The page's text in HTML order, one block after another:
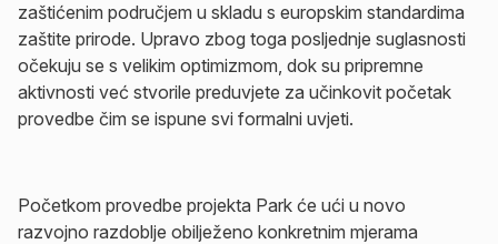
zaštićenim područjem u skladu s europskim standardima
zaštite prirode. Upravo zbog toga posljednje suglasnosti
očekuju se s velikim optimizmom, dok su pripremne
aktivnosti već stvorile preduvjete za učinkovit početak
provedbe čim se ispune svi formalni uvjeti.
Početkom provedbe projekta Park će ući u novo
razvojno razdoblje obilježeno konkretnim mjerama